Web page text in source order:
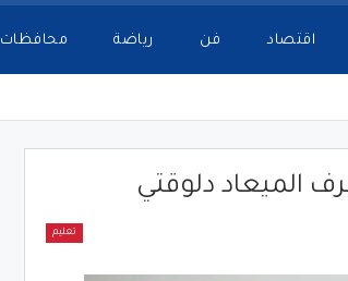
اقتصاد فن رياضة محافظات
تعليم